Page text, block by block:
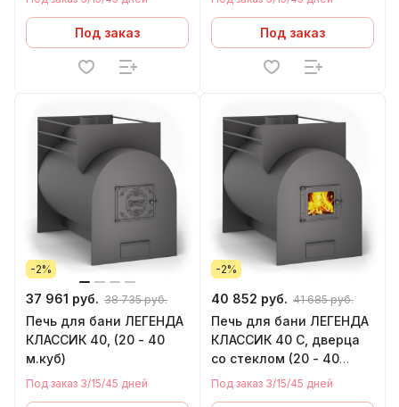
Под заказ Под заказ
-2%
37 961 руб. 38 735 руб.
Печь для бани ЛЕГЕНДА
КЛАССИК 40, (20 - 40
м.куб)
Под заказ 3/15/45 дней
-2%
40 852 руб. 41 685 руб.
Печь для бани ЛЕГЕНДА
КЛАССИК 40 C, дверца
со стеклом (20 - 40
м.куб)
Под заказ 3/15/45 дней